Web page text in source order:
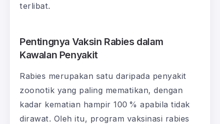
terlibat.
Pentingnya Vaksin Rabies dalam
Kawalan Penyakit
Rabies merupakan satu daripada penyakit
zoonotik yang paling mematikan, dengan
kadar kematian hampir 100 % apabila tidak
dirawat. Oleh itu, program vaksinasi rabies